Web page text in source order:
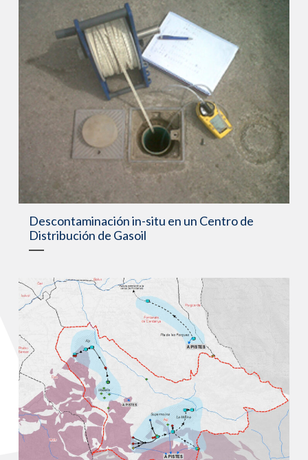
Descontaminación in-situ en un Centro de
Distribución de Gasoil